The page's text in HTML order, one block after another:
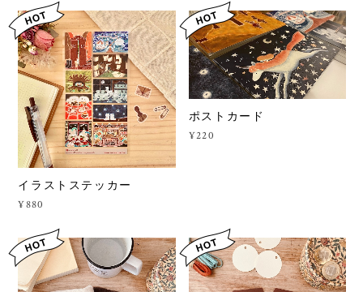
イラストステッカー
¥880
ポストカード
¥220